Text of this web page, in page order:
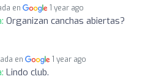
en 1 year ago
Organizan canchas abiertas?
en 1 year ago
Lindo club.